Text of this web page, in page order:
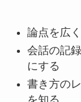
論点を広
会話の記
にする
書き方の